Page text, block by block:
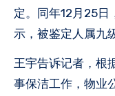
定。同年12月25日
示，被鉴定人属九
王宇告诉记者，根
事保洁工作，物业